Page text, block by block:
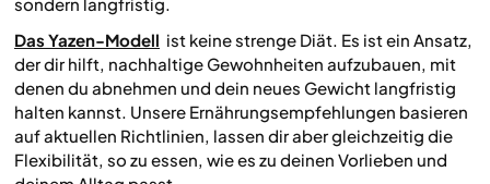
Das Yazen-Modell ist keine strenge Diät. Es ist ein Ansatz,
der dir hilft, nachhaltige Gewohnheiten aufzubauen, mit
denen du abnehmen und dein neues Gewicht langfristig
halten kannst. Unsere Ernährungsempfehlungen basieren
auf aktuellen Richtlinien, lassen dir aber gleichzeitig die
Flexibilität, so zu essen, wie es zu deinen Vorlieben und